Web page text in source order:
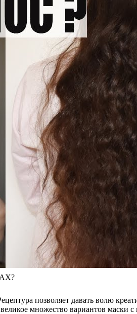
позволяет давать волю
множество вариантов маски